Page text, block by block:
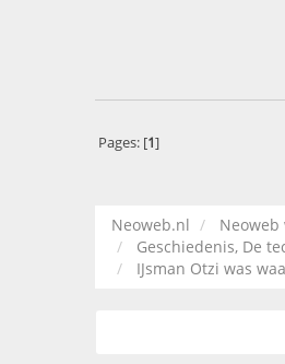
Pages: [1]
Neoweb.nl
Geschiedenis, De
IJsman Otzi was